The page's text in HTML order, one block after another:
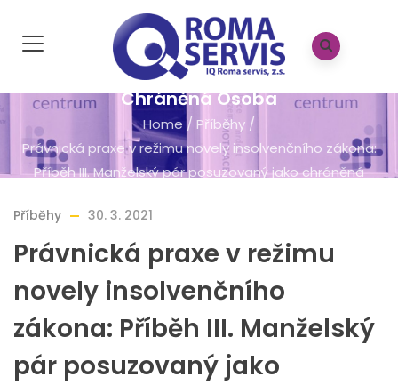
Právnická Praxe V Režimu Novely
Insolvenčního Zákona: Příběh III.
Manželský Pár Posuzovaný Jako
Chráněná Osoba
Home / Příběhy /
Právnická praxe v režimu novely insolvenčního zákona:
Příběh III. Manželský pár posuzovaný jako chráněná
Příběhy 30. 3. 2021
Právnická praxe v režimu
novely insolvenčního
zákona: Příběh III. Manželský
pár posuzovaný jako